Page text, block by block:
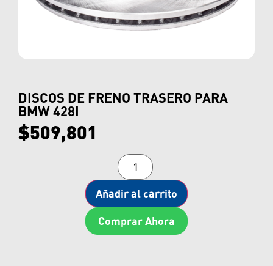
DISCOS DE FRENO TRASERO PARA
BMW 428I
$509,801
Añadir al carrito
Comprar Ahora